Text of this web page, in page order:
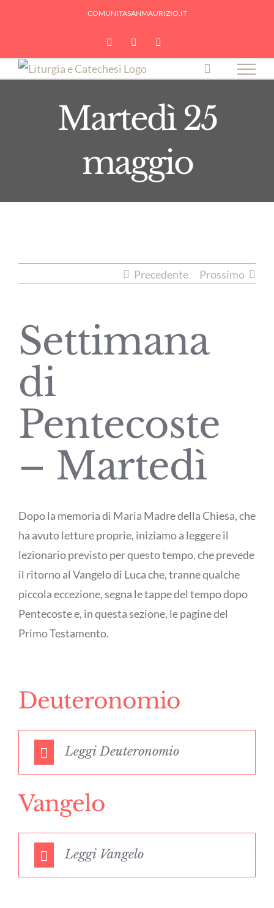
COMUNITASANMAURIZIO.IT
YouTubeFacebook
Martedì 25
maggio
Precedente Prossimo
Settimana
di
Pentecoste
– Martedì
Dopo la memoria di Maria Madre della Chiesa, che
ha avuto letture proprie, iniziamo a leggere il
lezionario previsto per questo tempo, che prevede
il ritorno al Vangelo di Luca che, tranne qualche
piccola eccezione, segna le tappe del tempo dopo
Pentecoste e, in questa sezione, le pagine del
Primo Testamento.
Deuteronomio
Leggi Deuteronomio
Vangelo
Leggi Vangelo